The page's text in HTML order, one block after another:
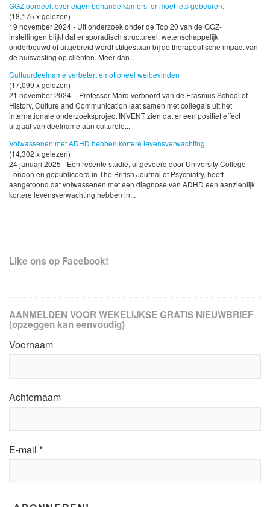
GGZ oordeelt over eigen behandelkamers: er moet iets gebeuren.
(18,175 x gelezen)
19 november 2024 - Uit onderzoek onder de Top 20 van de GGZ-
instellingen blijkt dat er sporadisch structureel, wetenschappelijk
onderbouwd of uitgebreid wordt stilgestaan bij de therapeutische impact van
de huisvesting op cliënten. Meer dan...
Cultuurdeelname verbetert emotioneel welbevinden
(17,099 x gelezen)
21 november 2024 - Professor Marc Verboord van de Erasmus School of
History, Culture and Communication laat samen met collega’s uit het
internationale onderzoeksproject INVENT zien dat er een positief effect
uitgaat van deelname aan culturele...
Volwassenen met ADHD hebben kortere levensverwachting
(14,302 x gelezen)
24 januari 2025 - Een recente studie, uitgevoerd door University College
London en gepubliceerd in The British Journal of Psychiatry, heeft
aangetoond dat volwassenen met een diagnose van ADHD een aanzienlijk
kortere levensverwachting hebben in...
Like ons op Facebook!
AANMELDEN VOOR WEKELIJKSE GRATIS NIEUWBRIEF
(opzeggen kan eenvoudig)
Voornaam
Achternaam
E-mail *